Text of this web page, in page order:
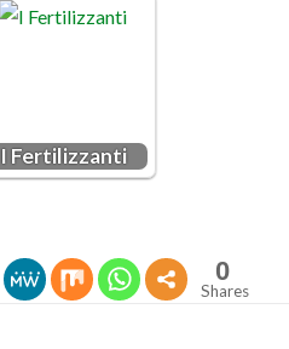
I Fer­ti­liz­zan­ti
0
Shares